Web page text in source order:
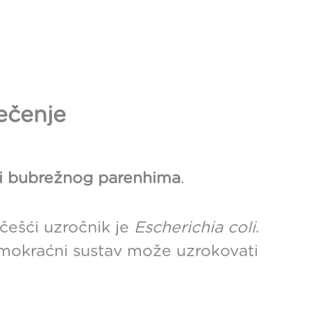
bubrežnog parenhima.
uzročnik je Escherichia coli.
sustav može uzrokovati